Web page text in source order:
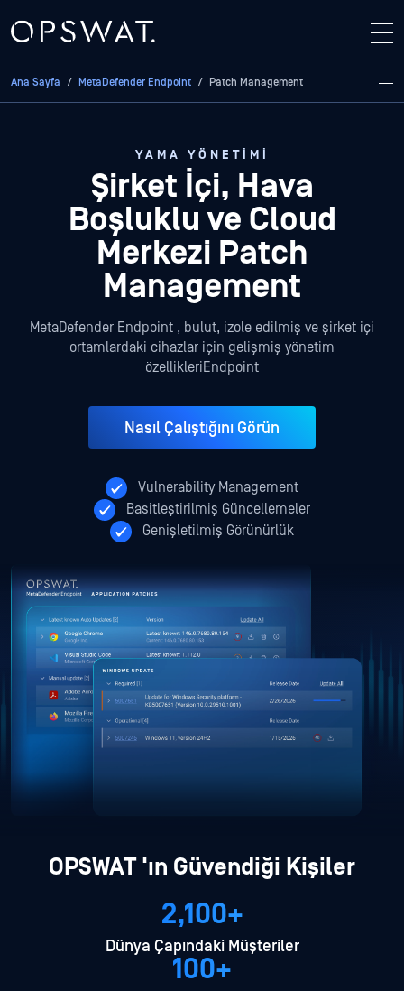
Ana Sayfa / MetaDefender Endpoint / Patch Management
YAMA YÖNETIMI
Şirket İçi, Hava
Boşluklu ve Cloud
Merkezi Patch
Management
MetaDefender Endpoint , bulut, izole edilmiş ve şirket içi
ortamlardaki cihazlar için gelişmiş yönetim
özellikleriEndpoint
Nasıl Çalıştığını Görün
Vulnerability Management
Basitleştirilmiş Güncellemeler
Genişletilmiş Görünürlük
OPSWAT 'ın Güvendiği Kişiler
2,100+
Dünya Çapındaki Müşteriler
100+